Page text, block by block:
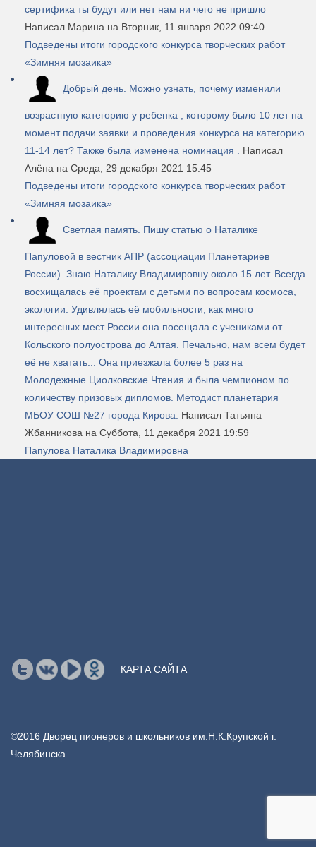
сертифика ты будут или нет нам ни чего не пришло
Написал Марина на Вторник, 11 января 2022 09:40
Подведены итоги городского конкурса творческих работ
«Зимняя мозаика»
Добрый день. Можно узнать, почему изменили
возрастную категорию у ребенка , которому было 10 лет на
момент подачи заявки и проведения конкурса на категорию
11-14 лет? Также была изменена номинация .
Написал
Алёна на Среда, 29 декабря 2021 15:45
Подведены итоги городского конкурса творческих работ
«Зимняя мозаика»
Светлая память. Пишу статью о Наталике
Папуловой в вестник АПР (ассоциации Планетариев
России). Знаю Наталику Владимировну около 15 лет. Всегда
восхищалась её проектам с детьми по вопросам космоса,
экологии. Удивлялась её мобильности, как много
интересных мест России она посещала с учениками от
Кольского полуострова до Алтая. Печально, нам всем будет
её не хватать... Она приезжала более 5 раз на
Молодежные Циолковские Чтения и была чемпионом по
количеству призовых дипломов. Методист планетария
МБОУ СОШ №27 города Кирова.
Написал Татьяна
Жбанникова на Суббота, 11 декабря 2021 19:59
Папулова Наталика Владимировна
КАРТА САЙТА
©2016 Дворец пионеров и школьников им.Н.К.Крупской г.
Челябинска